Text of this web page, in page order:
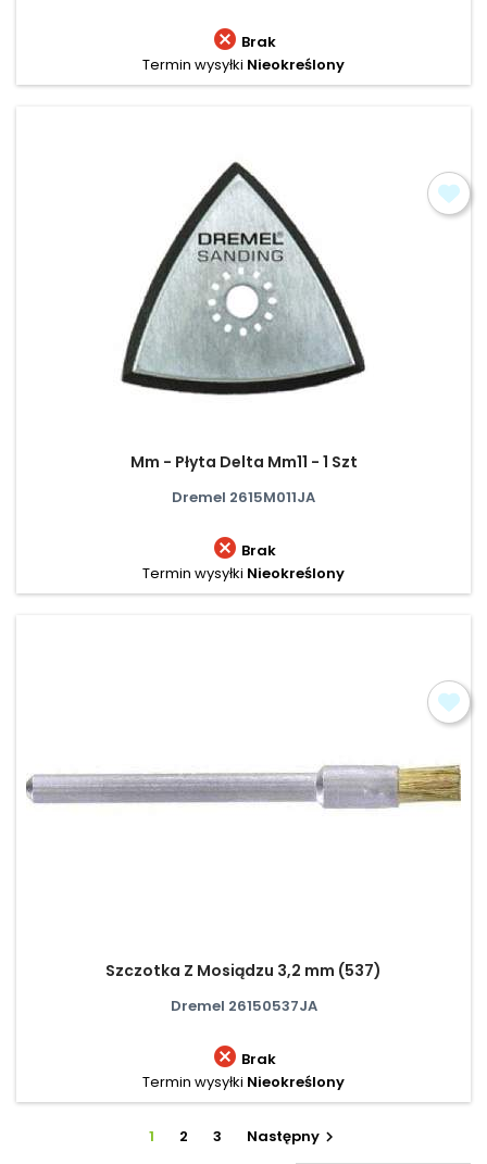
 Brak
Termin wysyłki Nieokreślony
Mm - Płyta Delta Mm11 - 1 Szt
Dremel 2615M011JA
 Brak
Termin wysyłki Nieokreślony
Szczotka Z Mosiądzu 3,2 mm (537)
Dremel 26150537JA
 Brak
Termin wysyłki Nieokreślony
1 2 3 Następny